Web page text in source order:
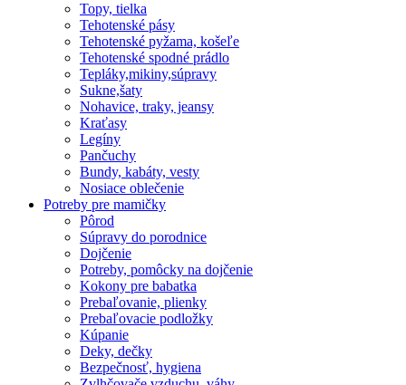
Topy, tielka
Tehotenské pásy
Tehotenské pyžama, košeľe
Tehotenské spodné prádlo
Tepláky,mikiny,súpravy
Sukne,šaty
Nohavice, traky, jeansy
Kraťasy
Legíny
Pančuchy
Bundy, kabáty, vesty
Nosiace oblečenie
Potreby pre mamičky
Pôrod
Súpravy do porodnice
Dojčenie
Potreby, pomôcky na dojčenie
Kokony pre babatka
Prebaľovanie, plienky
Prebaľovacie podložky
Kúpanie
Deky, dečky
Bezpečnosť, hygiena